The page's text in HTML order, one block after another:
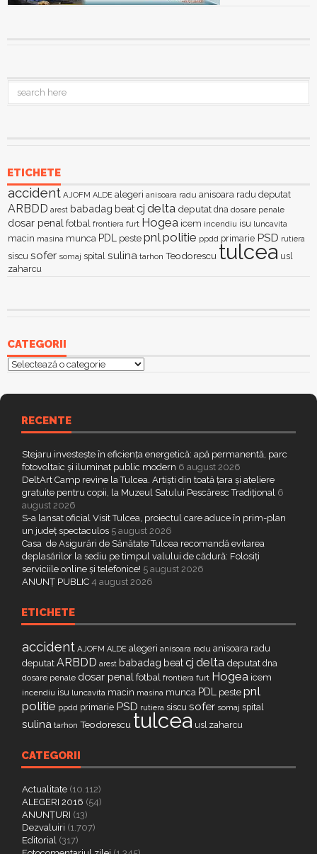
ETICHETE
accident AJOFM ALDE alegeri anisoara radu anisoara radu deputat
ARBDD arest babadag beatcj delta deputat dna dosare penale
dosar penal fotbal frontiera furt Hogea icem incendiu isu luncavita
macin masina munca PDL peste pnlpolitie ppdd primarie PSD rutiera
siscu sofer somaj spital sulina tarhon Teodorescu tulcea usl
zaharcu
CATEGORII
Categorii
RECENTE
Stejaru investește în eficiența energetică: apă permanentă, parc
fotovoltaic și iluminat public modern 6 august 2026
DeltArt Camp revine la Tulcea. Artiști din toată țara și ateliere
gratuite pentru copii, la Muzeul Satului Pescăresc Tradițional 6
august 2026
S-a lansat oficial Visit Tulcea, proiectul care aduce în prim-plan
un județ spectaculos 5 august 2026
Casa de Asigurări de Sănătate Tulcea recomandă evitarea
deplasărilor la sediu pe timpul valului de cădură: Folosiți
serviciile online și telefonice! 5 august 2026
ANUNȚ PUBLIC 4 august 2026
ETICHETE
accident AJOFM ALDE alegeri anisoara radu anisoara radu
deputat ARBDD arest babadag beatcj delta deputat dna
dosare penale dosar penal fotbal frontiera furt Hogea icem
incendiu isu luncavita macin masina munca PDL peste pnl
politie ppdd primarie PSD rutiera siscu sofer somaj spital
sulina tarhon Teodorescu tulcea usl zaharcu
CATEGORII
Actualitate (10.112)
ALEGERI 2016 (54)
ANUNȚURI (13)
Dezvaluiri (1.707)
Editorial (317)